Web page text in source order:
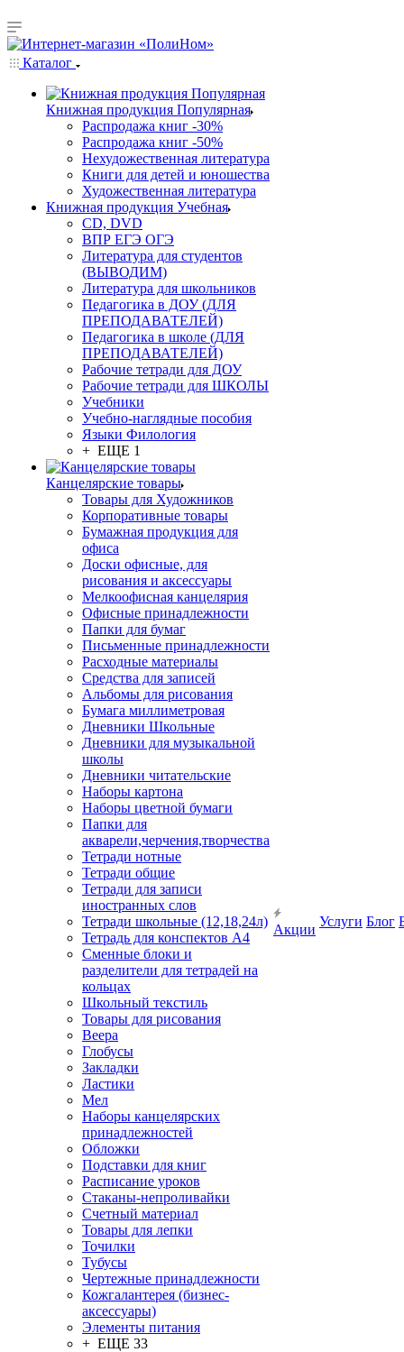
Каталог
Книжная продукция Популярная
Распродажа книг -30%
Распродажа книг -50%
Нехудожественная литература
Книги для детей и юношества
Художественная литература
Книжная продукция Учебная
CD, DVD
ВПР ЕГЭ ОГЭ
Литература для студентов
(ВЫВОДИМ)
Литература для школьников
Педагогика в ДОУ (ДЛЯ
ПРЕПОДАВАТЕЛЕЙ)
Педагогика в школе (ДЛЯ
ПРЕПОДАВАТЕЛЕЙ)
Рабочие тетради для ДОУ
Рабочие тетради для ШКОЛЫ
Учебники
Учебно-наглядные пособия
Языки Филология
+ ЕЩЕ 1
Канцелярские товары
Товары для Художников
Корпоративные товары
Бумажная продукция для
офиса
Доски офисные, для
рисования и аксессуары
Мелкоофисная канцелярия
Офисные принадлежности
Папки для бумаг
Письменные принадлежности
Расходные материалы
Средства для записей
Альбомы для рисования
Бумага миллиметровая
Дневники Школьные
Дневники для музыкальной
школы
Дневники читательские
Наборы картона
Наборы цветной бумаги
Папки для
акварели,черчения,творчества
Тетради нотные
Тетради общие
Тетради для записи
иностранных слов
Тетради школьные (12,18,24л)
Тетрадь для конспектов А4
Сменные блоки и
разделители для тетрадей на
кольцах
Школьный текстиль
Товары для рисования
Веера
Глобусы
Закладки
Ластики
Мел
Наборы канцелярских
принадлежностей
Обложки
Подставки для книг
Расписание уроков
Стаканы-непроливайки
Счетный материал
Товары для лепки
Точилки
Тубусы
Чертежные принадлежности
Кожгалантерея (бизнес-
аксессуары)
Элементы питания
+ ЕЩЕ 33
Акции
Услуги Блог